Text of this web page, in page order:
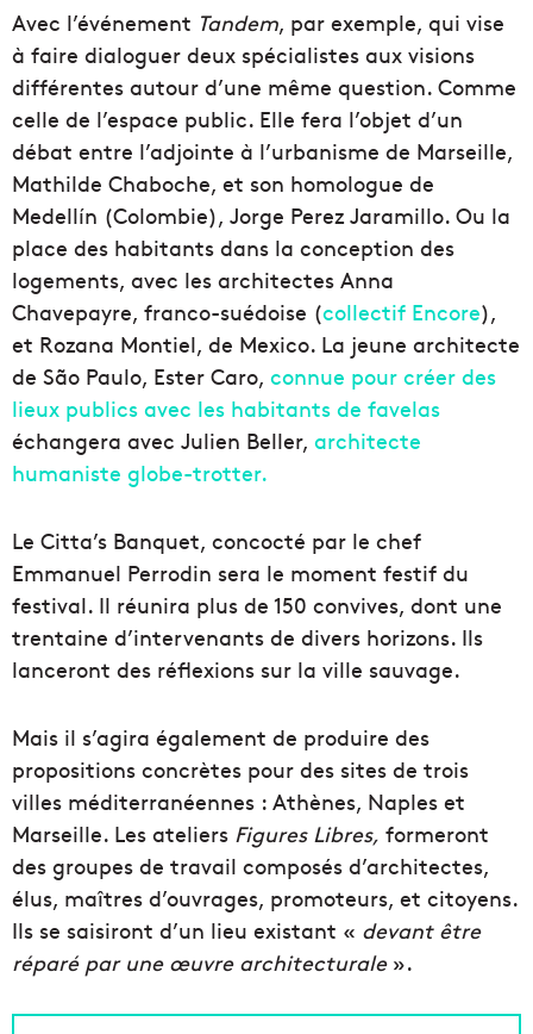
Avec l’événement Tandem, par exemple, qui vise
à faire dialoguer deux spécialistes aux visions
différentes autour d’une même question. Comme
celle de l’espace public. Elle fera l’objet d’un
débat entre l’adjointe à l’urbanisme de Marseille,
Mathilde Chaboche, et son homologue de
Medellín (Colombie), Jorge Perez Jaramillo. Ou la
place des habitants dans la conception des
logements, avec les architectes Anna
Chavepayre, franco-suédoise (collectif Encore),
et Rozana Montiel, de Mexico. La jeune architecte
de São Paulo, Ester Caro, connue pour créer des
lieux publics avec les habitants de favelas
échangera avec Julien Beller, architecte
humaniste globe-trotter.
Le Citta’s Banquet, concocté par le chef
Emmanuel Perrodin sera le moment festif du
festival. Il réunira plus de 150 convives, dont une
trentaine d’intervenants de divers horizons. Ils
lanceront des réflexions sur la ville sauvage.
Mais il s’agira également de produire des
propositions concrètes pour des sites de trois
villes méditerranéennes : Athènes, Naples et
Marseille. Les ateliers Figures Libres, formeront
des groupes de travail composés d’architectes,
élus, maîtres d’ouvrages, promoteurs, et citoyens.
Ils se saisiront d’un lieu existant « devant être
réparé par une œuvre architecturale».